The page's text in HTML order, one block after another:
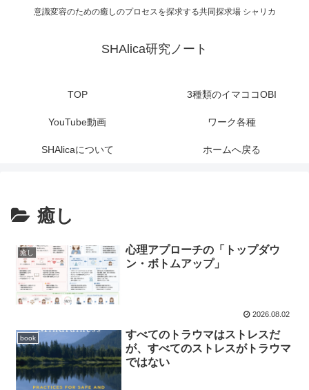
意識変容のための癒しのプロセスを探求する共同探求場 シャリカ
SHAlica研究ノート
TOP 3種類のイマココOBI
YouTube動画 ワーク各種
SHAlicaについて ホームへ戻る
癒し
癒し
心理アプローチの「トップダウ
ン・ボトムアップ」
2026.08.02
book
すべてのトラウマはストレスだ
が、すべてのストレスがトラウマ
ではない